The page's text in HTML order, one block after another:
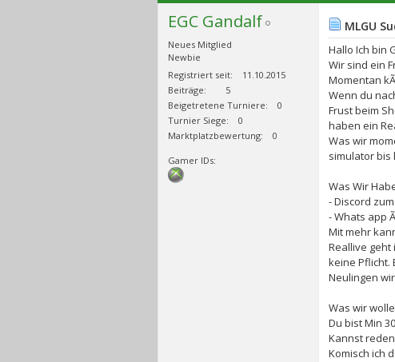
EGC Gandalf
Neues Mitglied
Newbie
Registriert seit
11.10.2015
Beiträge
5
Beigetretene Turniere
0
Turnier Siege
0
Marktplatzbewertung
0
Gamer IDs
MLGU
Hallo Ich bin
Wir sind ein
Momentan
Wenn du
Frust beim
haben ein
Was wir
simulator bis
Was Wir
- Discord
- Whats app
Mit mehr
Reallive geht
keine Pflicht.
Neulingen
Was wir
Du bist Min
Kannst
Komisch ich